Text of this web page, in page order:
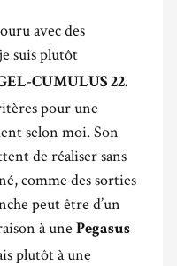
avec des
suis plutôt
CUMULUS 22.
pour une
selon moi. Son
de réaliser sans
comme des sorties
peut être d’un
à une Pegasus
plutôt à une